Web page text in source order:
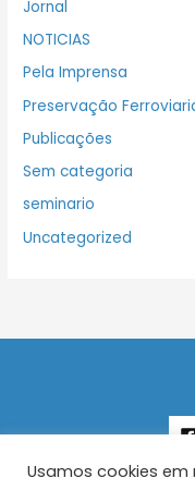
Jornal
NOTICIAS
Pela Imprensa
Preservação
Publicações
Sem categoria
seminario
Uncategorized
Usamos cookies